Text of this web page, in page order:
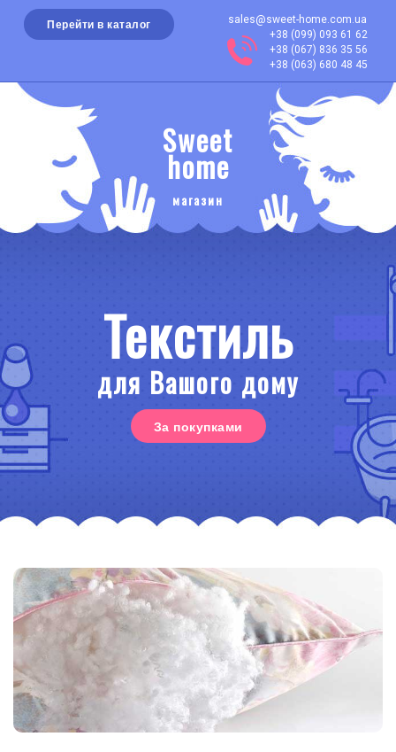
Перейти в каталог
sales@sweet-home.com.ua
+38 (099) 093 61 62
+38 (067) 836 35 56
+38 (063) 680 48 45
Sweet
home
магазин
Текстиль
для Вашого дому
За покупками